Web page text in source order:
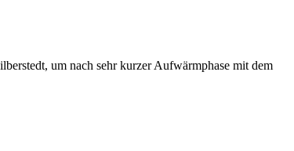
um nach sehr kurzer Aufwärmphase mit dem